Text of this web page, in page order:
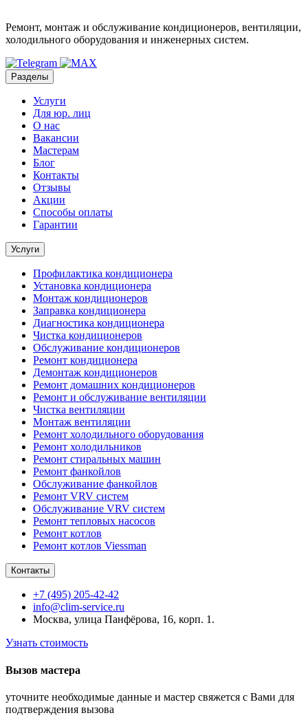
Ремонт, монтаж и обслуживание кондиционеров, вентиляции,
холодильного оборудования и инженерных систем.
Разделы
Услуги
Для юр. лиц
О нас
Вакансии
Мастерам
Блог
Контакты
Отзывы
Акции
Способы оплаты
Гарантии
Услуги
Профилактика кондиционера
Установка кондиционера
Монтаж кондиционеров
Заправка кондиционера
Диагностика кондиционера
Чистка кондиционеров
Обслуживание кондиционеров
Ремонт кондиционера
Демонтаж кондиционеров
Ремонт домашних кондиционеров
Ремонт и обслуживание вентиляции
Чистка вентиляции
Монтаж вентиляции
Ремонт холодильного оборудования
Ремонт холодильников
Ремонт стиральных машин
Ремонт фанкойлов
Обслуживание фанкойлов
Ремонт VRV систем
Обслуживание VRV систем
Ремонт тепловых насосов
Ремонт котлов
Ремонт котлов Viessman
Контакты
+7 (495) 205-42-42
info@clim-service.ru
Москва, улица Панфёрова, 16, корп. 1.
Узнать стоимость
Вызов мастера
уточните необходимые данные и мастер свяжется с Вами для
подтверждения вызова